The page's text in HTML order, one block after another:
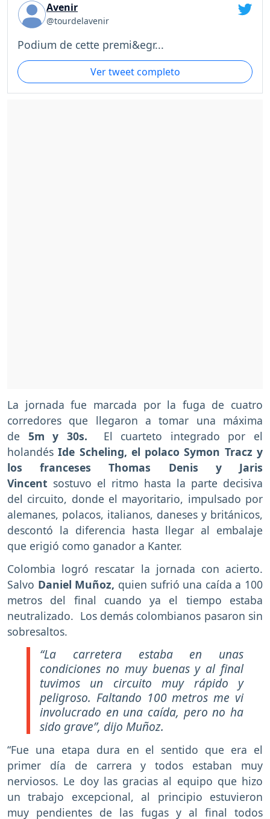
Avenir
@tourdelavenir
Podium de cette premi&egr...
Ver tweet completo
La jornada fue marcada por la fuga de cuatro
corredores que llegaron a tomar una máxima
de 5m y 30s. El cuarteto integrado por el
holandésIde Scheling, el polaco Symon Tracz y
los franceses Thomas Denis y Jaris
Vincent sostuvo el ritmo hasta la parte decisiva
del circuito, donde el mayoritario, impulsado por
alemanes, polacos, italianos, daneses y británicos,
descontó la diferencia hasta llegar al embalaje
que erigió como ganador a Kanter.
Colombia logró rescatar la jornada con acierto.
Salvo Daniel Muñoz, quien sufrió una caída a 100
metros del final cuando ya el tiempo estaba
neutralizado. Los demás colombianos pasaron sin
sobresaltos.
“La carretera estaba en unas
condiciones no muy buenas y al final
tuvimos un circuito muy rápido y
peligroso. Faltando 100 metros me vi
involucrado en una caída, pero no ha
sido grave”, dijo Muñoz.
“Fue una etapa dura en el sentido que era el
primer día de carrera y todos estaban muy
nerviosos. Le doy las gracias al equipo que hizo
un trabajo excepcional, al principio estuvieron
muy pendientes de las fugas y al final todos